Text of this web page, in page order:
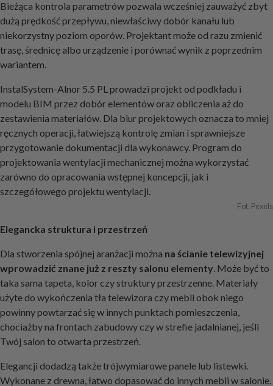
Bieżąca kontrola parametrów pozwala wcześniej zauważyć zbyt
dużą prędkość przepływu, niewłaściwy dobór kanału lub
niekorzystny poziom oporów. Projektant może od razu zmienić
trasę, średnicę albo urządzenie i porównać wynik z poprzednim
wariantem.
InstalSystem-Alnor 5.5 PL prowadzi projekt od podkładu i
modelu BIM przez dobór elementów oraz obliczenia aż do
zestawienia materiałów. Dla biur projektowych oznacza to mniej
ręcznych operacji, łatwiejszą kontrolę zmian i sprawniejsze
przygotowanie dokumentacji dla wykonawcy. Program do
projektowania wentylacji mechanicznej można wykorzystać
zarówno do opracowania wstępnej koncepcji, jak i
szczegółowego projektu wentylacji.
Fot. Pexels
Elegancka struktura i przestrzeń
Dla stworzenia spójnej aranżacji można na ścianie telewizyjnej
wprowadzić znane już z reszty salonu elementy. Może być to
taka sama tapeta, kolor czy struktury przestrzenne. Materiały
użyte do wykończenia tła telewizora czy mebli obok niego
powinny powtarzać się w innych punktach pomieszczenia,
chociażby na frontach zabudowy czy w strefie jadalnianej, jeśli
Twój salon to otwarta przestrzeń.
Elegancji dodadzą także trójwymiarowe panele lub listewki.
Wykonane z drewna, łatwo dopasować do innych mebli w salonie.